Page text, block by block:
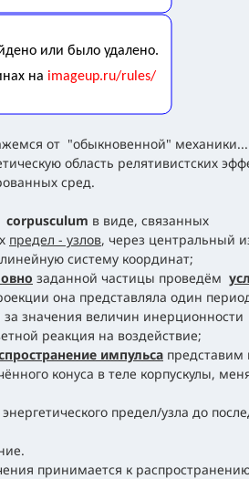
от "обыкновенной"
область релятивистских
сред.
corpusculum в виде, связанных
предел - узлов, через центральный
систему координат;
заданной частицы проведём
она представляла один
значения величин инерционности
реакция на воздействие;
импульса представим
конуса в теле корпускулы,
предел/узла до
принимается к